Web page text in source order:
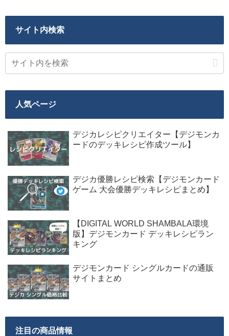
サイト内検索
人気ページ
デジカレシピクリエイター【デジモンカ
ードのデッキレシピ作成ツール】
デジカ優勝レシピ検索【デジモンカード
ゲーム 大会優勝デッキレシピまとめ】
【DIGITAL WORLD SHAMBALA環境
版】デジモンカード デッキレシピラン
キング
デジモンカード シングルカードの通販
サイトまとめ
注目の商品情報